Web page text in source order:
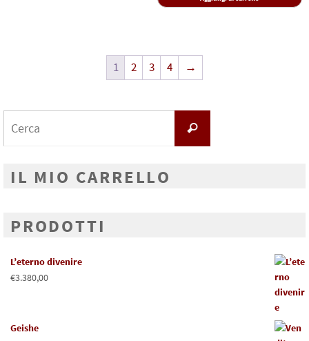
1 2 3 4 →
Cerca
IL MIO CARRELLO
PRODOTTI
L’eterno divenire
€3.380,00
Geishe